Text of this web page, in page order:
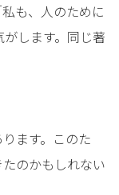
も、人のために
します。同じ著
ます。このた
のかもしれない